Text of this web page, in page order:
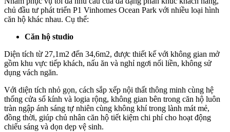
chủ đầu tư phát triển P1 Vinhomes Ocean Park với nhiều loại hình
căn hộ khác nhau. Cụ thể:
Căn hộ studio
Diện tích từ 27,1m2 đến 34,6m2, được thiết kế với không gian mở
gồm khu vực tiếp khách, nấu ăn và nghỉ ngơi nối liền, không sử
dụng vách ngăn.
Với diện tích nhỏ gọn, cách sắp xếp nội thất thông minh cùng hệ
thống cửa sổ kính và logia rộng, không gian bên trong căn hộ luôn
tràn ngập ánh sáng tự nhiên cùng không khí trong lành mát mẻ,
đồng thời, giúp chủ nhân căn hộ tiết kiệm chi phí cho hoạt động
chiếu sáng và dọn dẹp vệ sinh.